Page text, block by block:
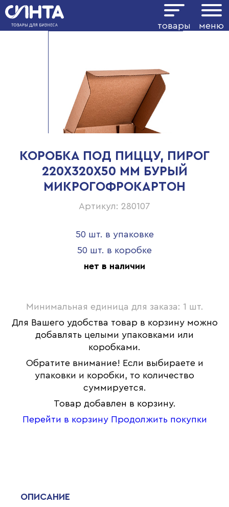
товары меню
КОРОБКА ПОД ПИЦЦУ, ПИРОГ
220Х320Х50 ММ БУРЫЙ
МИКРОГОФРОКАРТОН
Артикул: 280107
50 шт. в упаковке
50 шт. в коробке
нет в наличии
Минимальная единица для заказа: 1 шт.
Для Вашего удобства товар в корзину можно
добавлять целыми упаковками или
коробками.
Обратите внимание! Если выбираете и
упаковки и коробки, то количество
суммируется.
Товар добавлен в корзину.
Перейти в корзину Продолжить покупки
ОПИСАНИЕ